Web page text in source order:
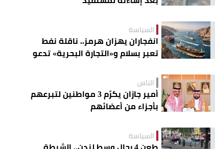
السياسة
انفجاران يهزان هرمز.. ناقلة نفط
تعبر بسلام و«التجارة البحرية» تدعو
الناس
أمير جازان يكرّم 3 مواطنين لتبرعهم
بأجزاء من أعضائهم
السياسة